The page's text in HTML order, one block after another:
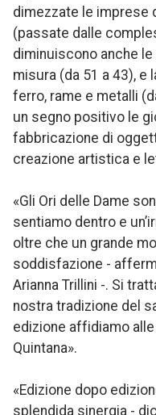
dimezzate le imprese
(passate dalle
diminuiscono anche
misura (da 51 a 43), e
ferro, rame e metalli
un segno positivo le
fabbricazione di
creazione artistica e
«Gli Ori delle Dame
sentiamo dentro e
oltre che un grande
soddisfazione -
Arianna Trillini -. Si
nostra tradizione del
edizione affidiamo
Quintana».
«Edizione dopo
splendida sinergia -